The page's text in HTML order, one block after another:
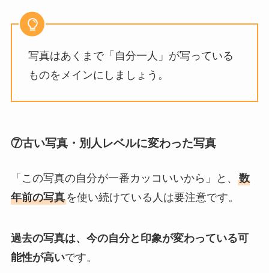
写真はあくまで「自分一人」が写っている
ものをメインにしましょう。
⑦古い写真・別人レベルに変わった写真
「この写真の自分が一番カッコいいから」と、 数
年前の写真を使い続けている人は要注意です。
過去の写真は、今の自分と印象が変わっている可
能性が高いです。